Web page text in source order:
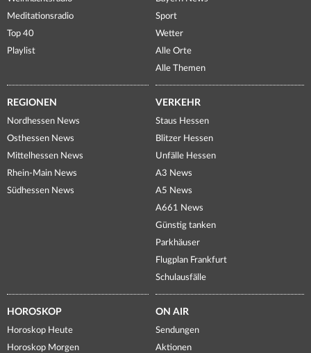
Meditationsradio
Top 40
Playlist
Sport
Wetter
Alle Orte
Alle Themen
REGIONEN
Nordhessen News
Osthessen News
Mittelhessen News
Rhein-Main News
Südhessen News
VERKEHR
Staus Hessen
Blitzer Hessen
Unfälle Hessen
A3 News
A5 News
A661 News
Günstig tanken
Parkhäuser
Flugplan Frankfurt
Schulausfälle
HOROSKOP
Horoskop Heute
Horoskop Morgen
ON AIR
Sendungen
Aktionen